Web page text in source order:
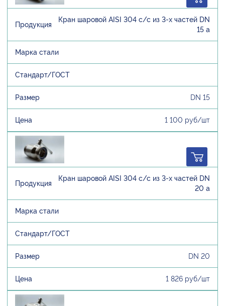
Кран шаровой AISI 304 с/с из 3-х частей DN
15 а
DN 15
1 100 руб/шт
Кран шаровой AISI 304 с/с из 3-х частей DN
20 а
DN 20
1 826 руб/шт